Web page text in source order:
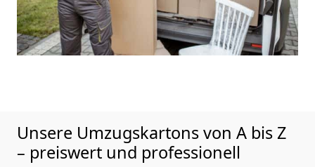
Unsere Umzugskartons von A bis Z
– preiswert und professionell